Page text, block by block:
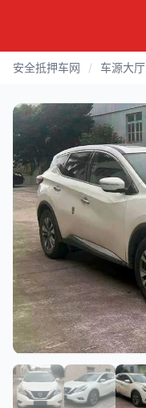
安全抵押车网 / 车源大厅